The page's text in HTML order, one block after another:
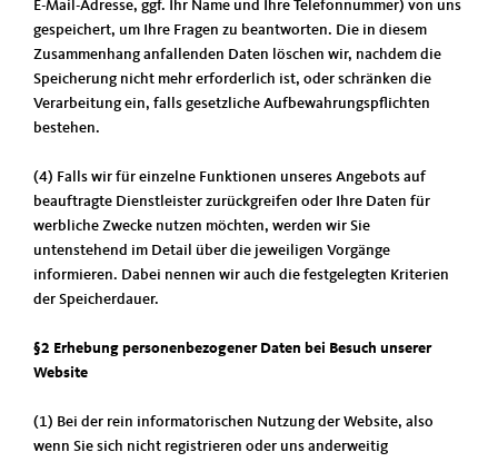
E-Mail-Adresse, ggf. Ihr Name und Ihre Telefonnummer) von uns
gespeichert, um Ihre Fragen zu beantworten. Die in diesem
Zusammenhang anfallenden Daten löschen wir, nachdem die
Speicherung nicht mehr erforderlich ist, oder schränken die
Verarbeitung ein, falls gesetzliche Aufbewahrungspflichten
bestehen.
(4) Falls wir für einzelne Funktionen unseres Angebots auf
beauftragte Dienstleister zurückgreifen oder Ihre Daten für
werbliche Zwecke nutzen möchten, werden wir Sie
untenstehend im Detail über die jeweiligen Vorgänge
informieren. Dabei nennen wir auch die festgelegten Kriterien
der Speicherdauer.
§2 Erhebung personenbezogener Daten bei Besuch unserer
Website
(1) Bei der rein informatorischen Nutzung der Website, also
wenn Sie sich nicht registrieren oder uns anderweitig